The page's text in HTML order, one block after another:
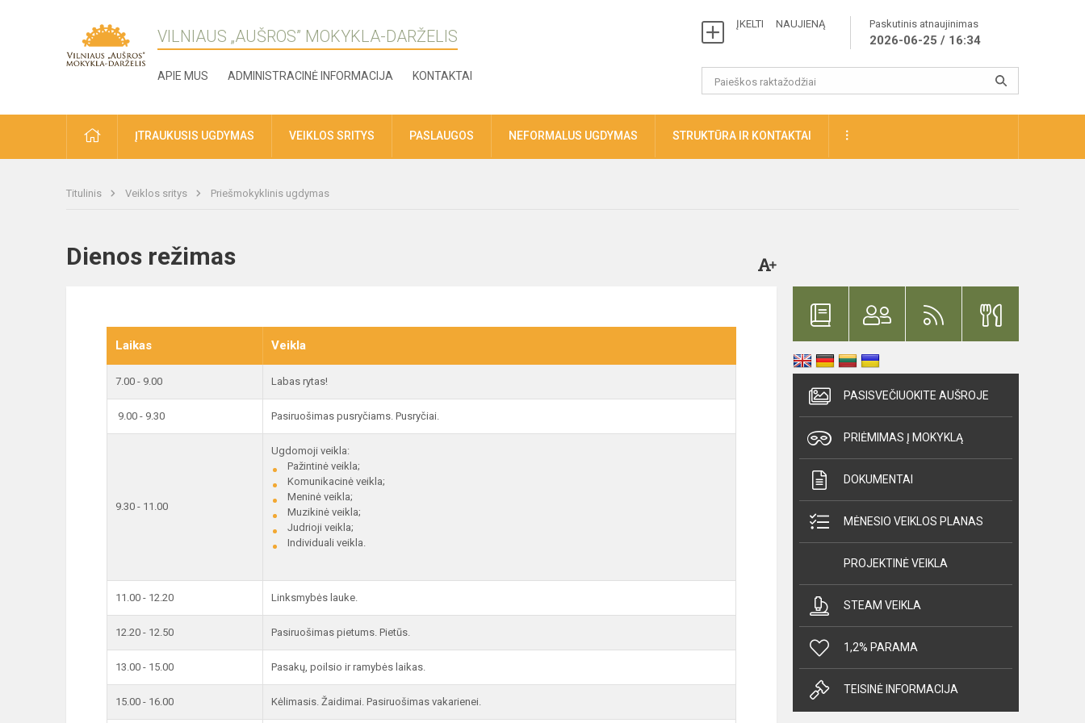
VILNIAUS „AUŠROS” MOKYKLA-DARŽELIS
APIE MUS ADMINISTRACINĖ INFORMACIJA KONTAKTAI
ĮKELTI NAUJIENĄ Paskutinis atnaujinimas
2026-06-25 / 16:34
ĮTRAUKUSIS UGDYMAS VEIKLOS SRITYS PASLAUGOS NEFORMALUS UGDYMAS STRUKTŪRA IR KONTAKTAI
Titulinis Veiklos sritys Priešmokyklinis ugdymas
Dienos režimas
Laikas Veikla
7.00 - 9.00 Labas rytas!
9.00 - 9.30 Pasiruošimas pusryčiams. Pusryčiai.
9.30 - 11.00
Ugdomoji veikla:
Pažintinė veikla;
Komunikacinė veikla;
Meninė veikla;
Muzikinė veikla;
Judrioji veikla;
Individuali veikla.
11.00 - 12.20 Linksmybės lauke.
12.20 - 12.50 Pasiruošimas pietums. Pietūs.
13.00 - 15.00 Pasakų, poilsio ir ramybės laikas.
15.00 - 16.00 Kėlimasis. Žaidimai. Pasiruošimas vakarienei.
PASISVEČIUOKITE AUŠROJE
PRIĖMIMAS Į MOKYKLĄ
DOKUMENTAI
MĖNESIO VEIKLOS PLANAS
PROJEKTINĖ VEIKLA
STEAM VEIKLA
1,2% PARAMA
TEISINĖ INFORMACIJA